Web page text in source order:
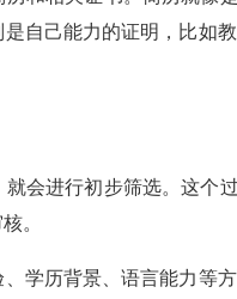
自己能力的证明，比如
会进行初步筛选。这个
。
学历背景、语言能力等